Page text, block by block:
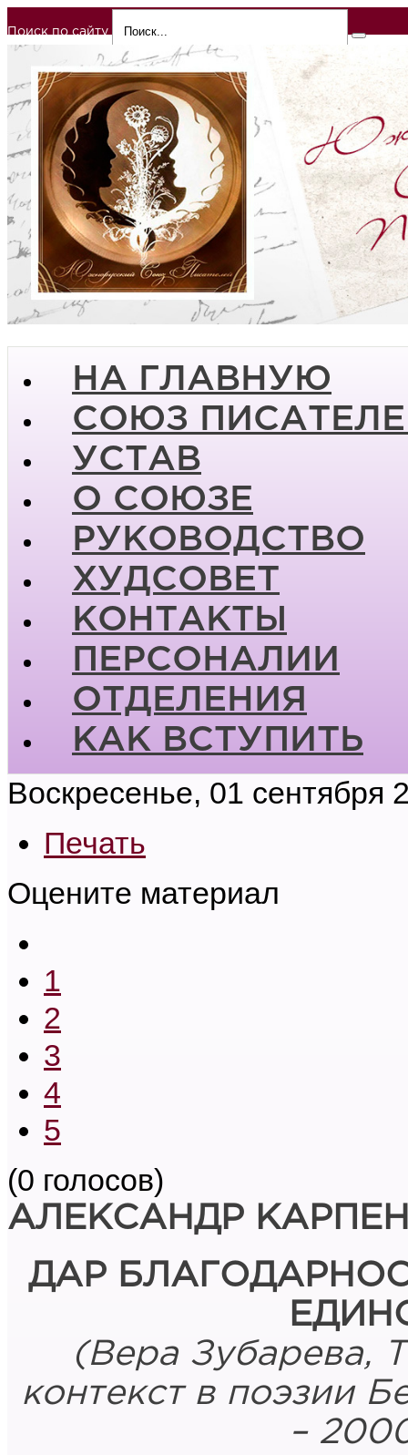
Поиск по сайту
НА ГЛАВНУЮ
СОЮЗ
УСТАВ
О СОЮЗЕ
РУКОВОДСТВО
ХУДСОВЕТ
КОНТАКТЫ
ПЕРСОНАЛИИ
ОТДЕЛЕНИЯ
КАК ВСТУПИТЬ
Воскресенье, 01 сентября
Печать
Оцените материал
1
2
3
4
5
(0 голосов)
АЛЕКСАНДР
ДАР
(Вера Зубарева,
контекст в поэзии
–